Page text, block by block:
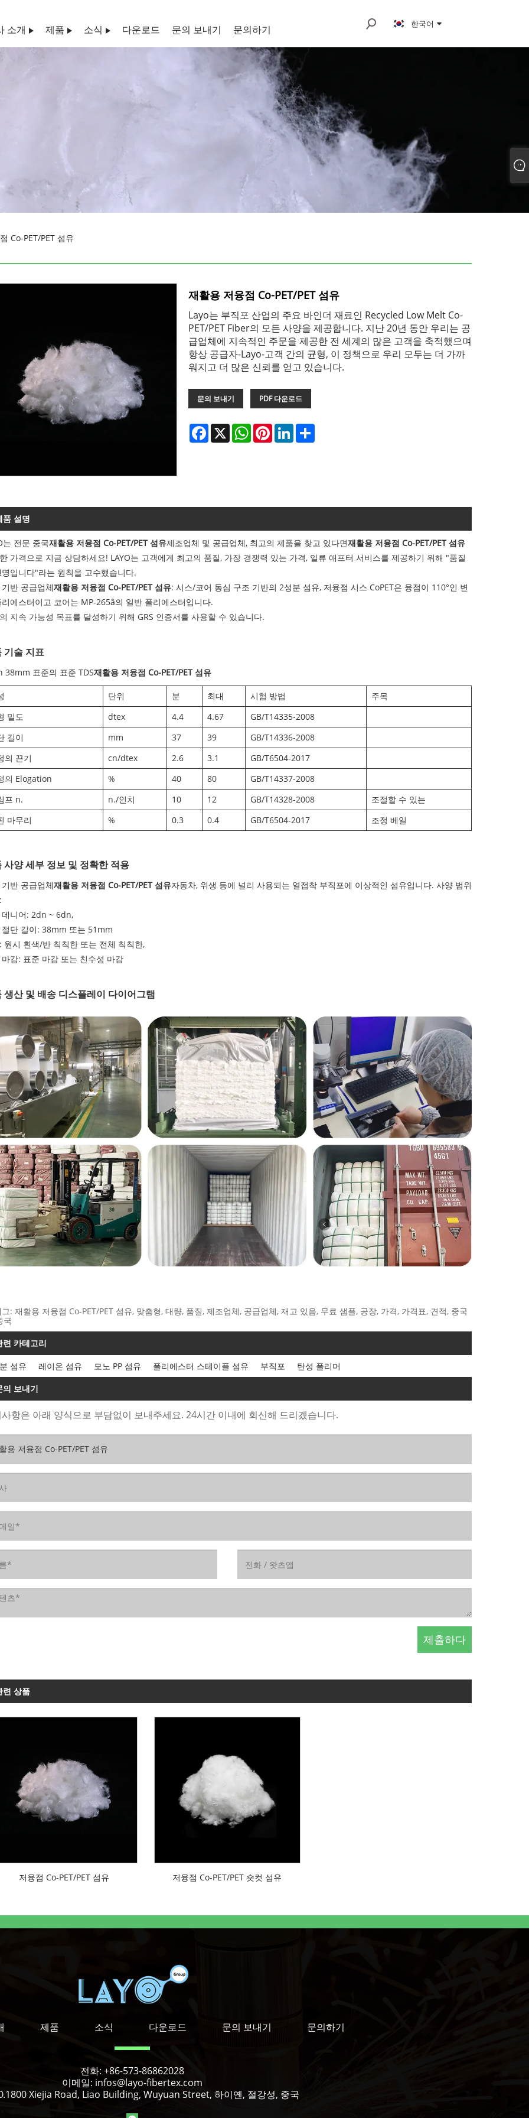
소개 제품 소식 다운로드 문의 보내기 문의하기 한국어
Co-PET/PET 섬유
재활용 저융점 Co-PET/PET 섬유
Layo는 부직포 산업의 주요 바인더 재료인 Recycled Low Melt Co-
PET/PET Fiber의 모든 사양을 제공합니다. 지난 20년 동안 우리는 공
급업체에 지속적인 주문을 제공한 전 세계의 많은 고객을 축적했으며
항상 공급자-Layo-고객 간의 균형, 이 정책으로 우리 모두는 더 가까
워지고 더 많은 신뢰를 얻고 있습니다.
문의 보내기 PDF 다운로드
Facebook
X WhatsAppPinterestLinkedInShare
품 설명
는 전문 중국재활용 저융점 Co-PET/PET 섬유제조업체 및 공급업체, 최고의 제품을 찾고 있다면재활용 저융점 Co-PET/PET 섬유
가격으로 지금 상담하세요! LAYO는 고객에게 최고의 품질, 가장 경쟁력 있는 가격, 일류 애프터 서비스를 제공하기 위해 "품질
명입니다"라는 원칙을 고수했습니다.
반 공급업체재활용 저융점 Co-PET/PET 섬유: 시스/코어 동심 구조 기반의 2성분 섬유, 저융점 시스 CoPET은 융점이 110°인 변
리에스터이고 코어는 MP-265â의 일반 폴리에스터입니다.
지속 가능성 목표를 달성하기 위해 GRS 인증서를 사용할 수 있습니다.
기술 지표
38mm 표준의 표준 TDS재활용 저융점 Co-PET/PET 섬유
단위 분 최대 시험 방법
주목
밀도
dtex 4.4 4.67
GB/T14335-2008
길이
mm 37 39
GB/T14336-2008
의 끈기
cn/dtex 2.6 3.1
GB/T6504-2017
의 Elogation
% 40 80
GB/T14337-2008
프 n.
n./인치 10 12 GB/T14328-2008
조절할 수 있는
마무리
% 0.3 0.4 GB/T6504-2017 조정 베일
사양 세부 정보 및 정확한 적용
반 공급업체재활용 저융점 Co-PET/PET 섬유자동차, 위생 등에 널리 사용되는 열접착 부직포에 이상적인 섬유입니다. 사양 범위
데니어: 2dn ~ 6dn,
절단 길이: 38mm 또는 51mm
원시 흰색/반 칙칙한 또는 전체 칙칙한,
마감: 표준 마감 또는 친수성 마감
생산 및 배송 디스플레이 다이어그램
: 재활용 저융점 Co-PET/PET 섬유, 맞춤형, 대량, 품질, 제조업체, 공급업체, 재고 있음, 무료 샘플, 공장, 가격, 가격표, 견적, 중국
국
련 카테고리
섬유 레이온 섬유 모노 PP 섬유 폴리에스터 스테이플 섬유 부직포 탄성 폴리머
의 보내기
항은 아래 양식으로 부담없이 보내주세요. 24시간 이내에 회신해 드리겠습니다.
련 상품
저융점 Co-PET/PET 섬유 저융점 Co-PET/PET 숏컷 섬유
제품 소식 다운로드 문의 보내기 문의하기
전화: +86-573-86862028
이메일: infos@layo-fibertex.com
Xiejia Road, Liao Building, Wuyuan Street, 하이옌, 절강성, 중국